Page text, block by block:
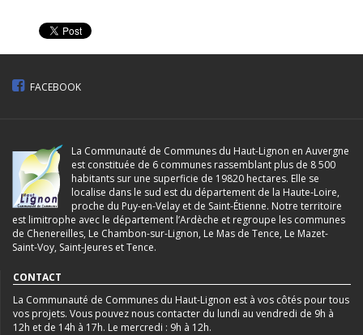
FACEBOOK
La Communauté de Communes du Haut-Lignon en Auvergne
est constituée de 6 communes rassemblant plus de 8 500
habitants sur une superficie de 19820 hectares. Elle se
localise dans le sud est du département de la Haute-Loire,
proche du Puy-en-Velay et de Saint-Étienne. Notre territoire
est limitrophe avec le département l’Ardèche et regroupe les communes
de Chenereilles, Le Chambon-sur-Lignon, Le Mas de Tence, Le Mazet-
Saint-Voy, Saint-Jeures et Tence.
CONTACT
La Communauté de Communes du Haut-Lignon est à vos côtés pour tous
vos projets. Vous pouvez nous contacter du lundi au vendredi de 9h à
12h et de 14h à 17h. Le mercredi : 9h à 12h.